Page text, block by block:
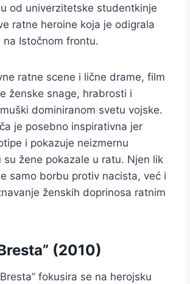
od univerzitetske studentkinje
ratne heroine koja je odigrala
na Istočnom frontu.
ratne scene i lične drame, film
ženske snage, hrabrosti i
dominiranom svetu vojske.
je posebno inspirativna jer
i pokazuje neizmernu
su žene pokazale u ratu. Njen lik
samo borbu protiv nacista, već i
ženskih doprinosa ratnim
(2010)
fokusira se na herojsku